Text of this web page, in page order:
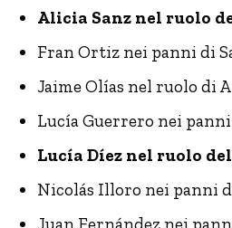
Alicia Sanz nel ruolo
Fran Ortiz nei panni di
Jaime Olías nel ruolo di
Lucía Guerrero nei
Lucía Díez nel ruolo
Nicolás Illoro nei panni